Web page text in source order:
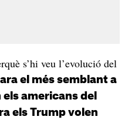
s’hi veu l’evolució del
el més semblant a
americans del
els Trump volen